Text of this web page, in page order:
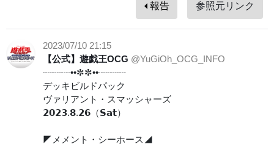
報告 参照元リンク
2023/07/10 21:15
【公式】遊戯王OCG @YuGiOh_OCG_INFO
┈┈┈••✼✼••┈┈┈
デッキビルドパック
ヴァリアント・スマッシャーズ
𝟮𝟬𝟮𝟯.𝟴.𝟮𝟲（𝗦𝗮𝘁）
◤メメント・シーホース◢